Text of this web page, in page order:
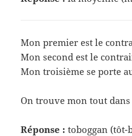
Mon premier est le
Mon second est le
Mon troisième se porte
On trouve mon tout
Réponse : toboggan (tôt-